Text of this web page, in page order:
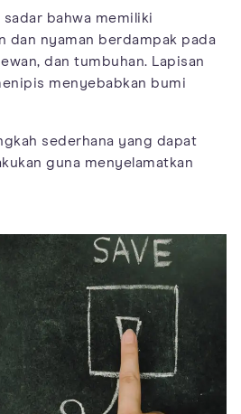
bahwa memiliki
dan nyaman berdampak pada
dan tumbuhan. Lapisan
menyebabkan bumi
sederhana yang dapat
guna menyelamatkan